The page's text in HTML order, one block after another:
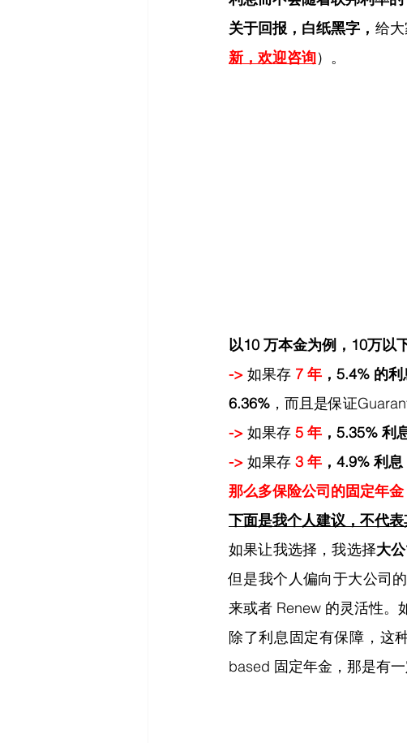
关于回报，白纸黑字， 给
新，欢迎咨询）。
以10 万本金为例，10万以
-> 如果存 7 年 ，5.4% 的
6.36% ，而且是保证
-> 如果存 5 年 ，5.35% 利
-> 如果存 3 年 ，4.9% 利息
那么多保险公司的固定年
下面是我个人建议，不代表
如果让我选择，我选择大
但是我个人偏向于大公司
来或者 Renew 的灵活性。
除了利息固定有保障，这
based 固定年金，那是有一